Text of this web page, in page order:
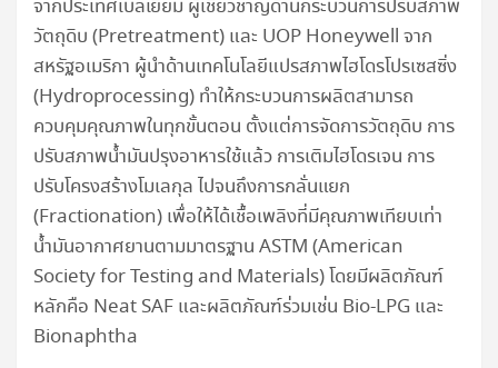
จากประเทศเบลเยี่ยม ผู้เชี่ยวชาญด้านกระบวนการปรับสภาพ
วัตถุดิบ (Pretreatment) และ UOP Honeywell จาก
สหรัฐอเมริกา ผู้นำด้านเทคโนโลยีแปรสภาพไฮโดรโปรเซสซิ่ง
(Hydroprocessing) ทำให้กระบวนการผลิตสามารถ
ควบคุมคุณภาพในทุกขั้นตอน ตั้งแต่การจัดการวัตถุดิบ การ
ปรับสภาพน้ำมันปรุงอาหารใช้แล้ว การเติมไฮโดรเจน การ
ปรับโครงสร้างโมเลกุล ไปจนถึงการกลั่นแยก
(Fractionation) เพื่อให้ได้เชื้อเพลิงที่มีคุณภาพเทียบเท่า
น้ำมันอากาศยานตามมาตรฐาน ASTM (American
Society for Testing and Materials) โดยมีผลิตภัณฑ์
หลักคือ Neat SAF และผลิตภัณฑ์ร่วมเช่น Bio-LPG และ
Bionaphtha